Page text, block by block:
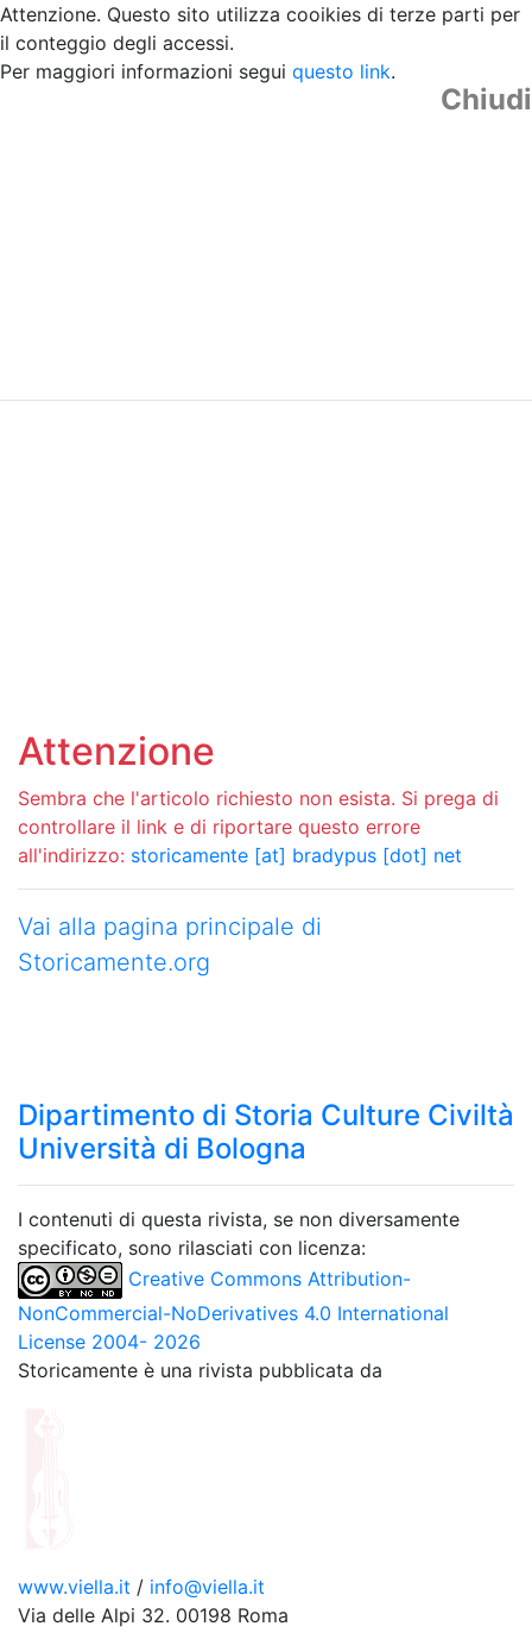
Attenzione. Questo sito utilizza cooikies di terze parti per
il conteggio degli accessi.
Per maggiori informazioni segui questo link.
Chiudi
Attenzione
Sembra che l'articolo richiesto non esista. Si prega di
controllare il link e di riportare questo errore
all'indirizzo: storicamente [at] bradypus [dot] net
Vai alla pagina principale di
Storicamente.org
Dipartimento di Storia Culture Civiltà
Università di Bologna
I contenuti di questa rivista, se non diversamente
specificato, sono rilasciati con licenza:
Creative Commons Attribution-
NonCommercial-NoDerivatives 4.0 International
License 2004- 2026
Storicamente è una rivista pubblicata da
www.viella.it / info@viella.it
Via delle Alpi 32. 00198 Roma